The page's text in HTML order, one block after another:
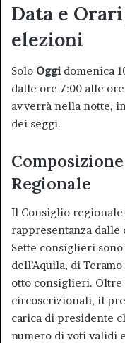
Data e
elezioni
Solo Oggi domenica
dalle ore 7:00 alle
avverrà nella notte,
dei seggi.
Regionale
Il Consiglio regionale
rappresentanza
Sette consiglieri
dell’Aquila, di
otto consiglieri.
circoscrizionali, il
carica di presidente
numero di voti validi